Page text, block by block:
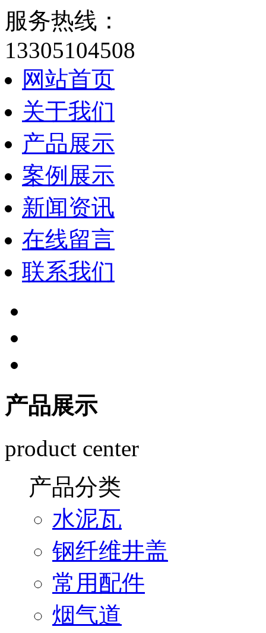
服务热线：
13305104508
网站首页
关于我们
产品展示
案例展示
新闻资讯
在线留言
联系我们
产品展示
product center
产品分类
水泥瓦
钢纤维井盖
常用配件
烟气道